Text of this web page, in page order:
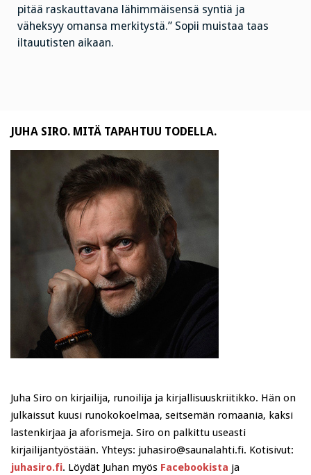
pitää raskauttavana lähimmäisensä syntiä ja
väheksyy omansa merkitystä.” Sopii muistaa taas
iltauutisten aikaan.
JUHA SIRO. MITÄ TAPAHTUU TODELLA.
Juha Siro on kirjailija, runoilija ja kirjallisuuskriitikko. Hän on
julkaissut kuusi runokokoelmaa, seitsemän romaania, kaksi
lastenkirjaa ja aforismeja. Siro on palkittu useasti
kirjailijantyöstään. Yhteys: juhasiro@saunalahti.fi. Kotisivut:
juhasiro.fi. Löydät Juhan myös Facebookista ja